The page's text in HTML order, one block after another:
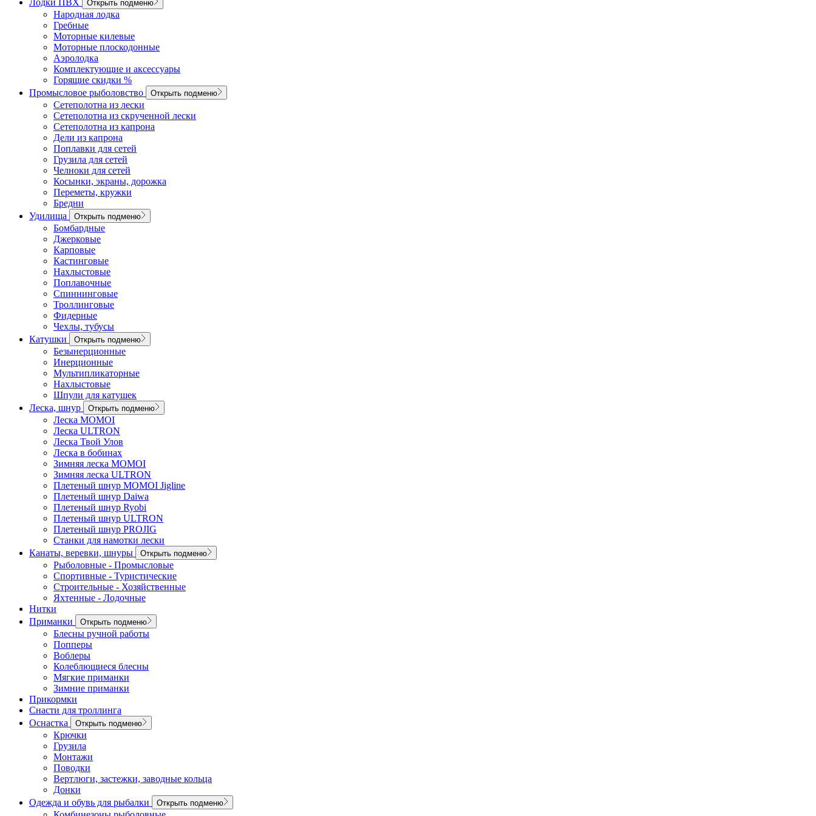
Открыть подменю
Народная лодка
Гребные
Моторные килевые
Моторные плоскодонные
Аэролодка
Комплектующие и аксессуары
Горящие скидки %
Промысловое рыболовство
Открыть подменю
Сетеполотна из лески
Сетеполотна из скрученной лески
Сетеполотна из капрона
Дели из капрона
Поплавки для сетей
Грузила для сетей
Челноки для сетей
Косынки, экраны, дорожка
Переметы, кружки
Бредни
Удилища
Открыть подменю
Бомбардные
Джерковые
Карповые
Кастинговые
Нахлыстовые
Поплавочные
Спиннинговые
Троллинговые
Фидерные
Чехлы, тубусы
Катушки
Открыть подменю
Безынерционные
Инерционные
Мультипликаторные
Нахлыстовые
Шпули для катушек
Леска, шнур
Открыть подменю
Леска MOMOI
Леска ULTRON
Леска Твой Улов
Леска в бобинах
Зимняя леска MOMOI
Зимняя леска ULTRON
Плетеный шнур MOMOI Jigline
Плетеный шнур Daiwa
Плетеный шнур Ryobi
Плетеный шнур ULTRON
Плетеный шнур PROJIG
Станки для намотки лески
Канаты, веревки, шнуры
Открыть подменю
Рыболовные - Промысловые
Спортивные - Туристические
Строительные - Хозяйственные
Яхтенные - Лодочные
Нитки
Приманки
Открыть подменю
Блесны ручной работы
Попперы
Воблеры
Колеблющиеся блесны
Мягкие приманки
Зимние приманки
Прикормки
Снасти для троллинга
Оснастка
Открыть подменю
Крючки
Грузила
Монтажи
Поводки
Вертлюги, застежки, заводные кольца
Донки
Одежда и обувь для рыбалки
Открыть подменю